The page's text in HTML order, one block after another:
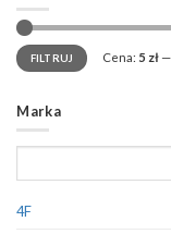
FILTRUJ Cena: 5 zł —
Marka
4F